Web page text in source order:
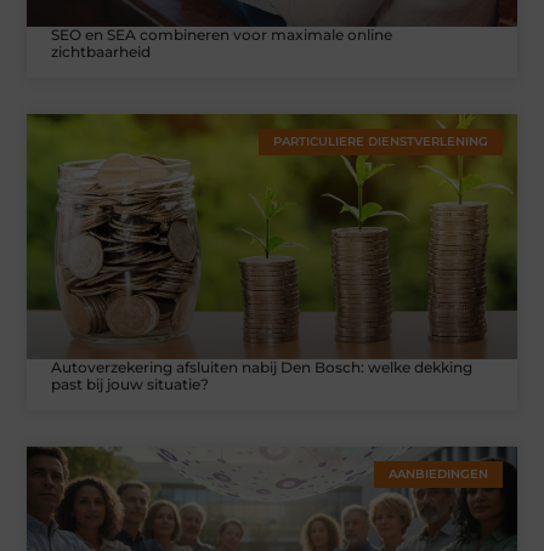
SEO en SEA combineren voor maximale online
zichtbaarheid
PARTICULIERE DIENSTVERLENING
Autoverzekering afsluiten nabij Den Bosch: welke dekking
past bij jouw situatie?
AANBIEDINGEN